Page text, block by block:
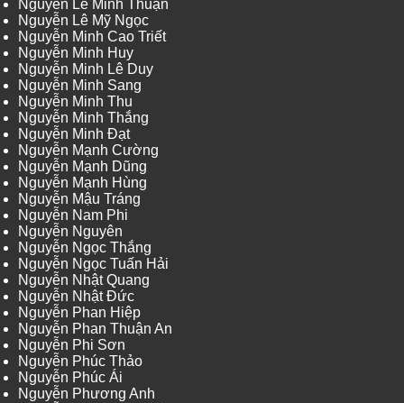
Nguyễn Lê Minh Thuận
Nguyễn Lê Mỹ Ngọc
Nguyễn Minh Cao Triết
Nguyễn Minh Huy
Nguyễn Minh Lê Duy
Nguyễn Minh Sang
Nguyễn Minh Thu
Nguyễn Minh Thắng
Nguyễn Minh Đạt
Nguyễn Mạnh Cường
Nguyễn Mạnh Dũng
Nguyễn Mạnh Hùng
Nguyễn Mậu Tráng
Nguyễn Nam Phi
Nguyễn Nguyên
Nguyễn Ngọc Thắng
Nguyễn Ngọc Tuấn Hải
Nguyễn Nhật Quang
Nguyễn Nhật Đức
Nguyễn Phan Hiệp
Nguyễn Phan Thuận An
Nguyễn Phi Sơn
Nguyễn Phúc Thảo
Nguyễn Phúc Ái
Nguyễn Phương Anh